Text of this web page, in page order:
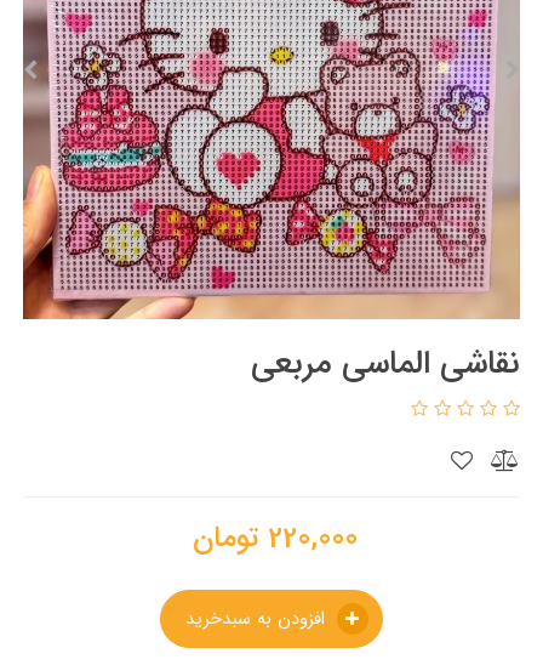
نقاشی الماسی مربعی
220,000 تومان